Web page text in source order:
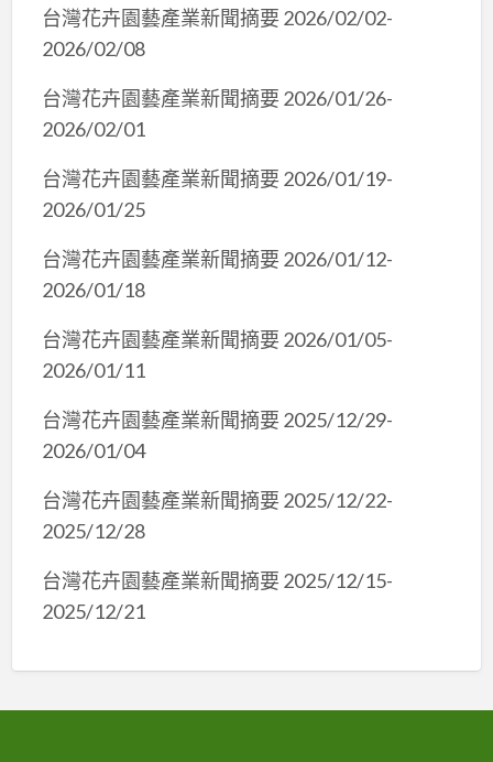
台灣花卉園藝產業新聞摘要 2026/02/02-
2026/02/08
台灣花卉園藝產業新聞摘要 2026/01/26-
2026/02/01
台灣花卉園藝產業新聞摘要 2026/01/19-
2026/01/25
台灣花卉園藝產業新聞摘要 2026/01/12-
2026/01/18
台灣花卉園藝產業新聞摘要 2026/01/05-
2026/01/11
台灣花卉園藝產業新聞摘要 2025/12/29-
2026/01/04
台灣花卉園藝產業新聞摘要 2025/12/22-
2025/12/28
台灣花卉園藝產業新聞摘要 2025/12/15-
2025/12/21